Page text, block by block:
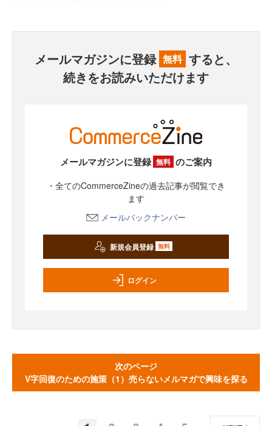
メールマガジンに登録 無料 すると、
続きをお読みいただけます
メールマガジンに登録 無料 のご案内
・全てのCommerceZineの過去記事が閲覧でき
ます
メールバックナンバー
新規会員登録 無料
ログイン
次のページ
V字回復のための施策（1）売らないメルマガで興味を探る